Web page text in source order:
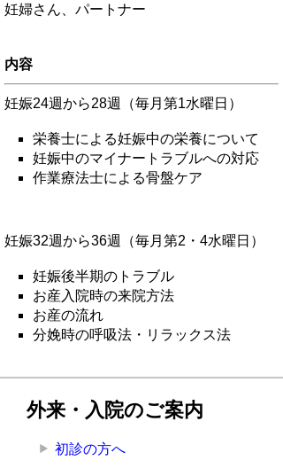
妊婦さん、パートナー
内容
妊娠24週から28週（毎月第1水曜日）
栄養士による妊娠中の栄養について
妊娠中のマイナートラブルへの対応
作業療法士による骨盤ケア
妊娠32週から36週（毎月第2・4水曜日）
妊娠後半期のトラブル
お産入院時の来院方法
お産の流れ
分娩時の呼吸法・リラックス法
外来・入院のご案内
初診の方へ